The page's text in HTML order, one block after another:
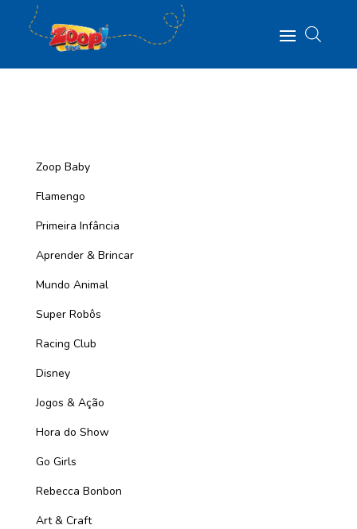
Zoop Baby
Flamengo
Primeira Infância
Aprender & Brincar
Mundo Animal
Super Robôs
Racing Club
Disney
Jogos & Ação
Hora do Show
Go Girls
Rebecca Bonbon
Art & Craft